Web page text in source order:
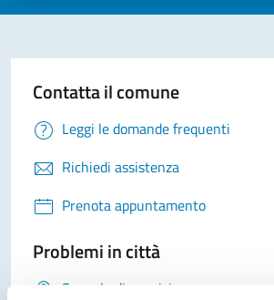
Contatta il comune
Leggi le domande frequenti
Richiedi assistenza
Prenota appuntamento
Problemi in città
Segnala disservizio